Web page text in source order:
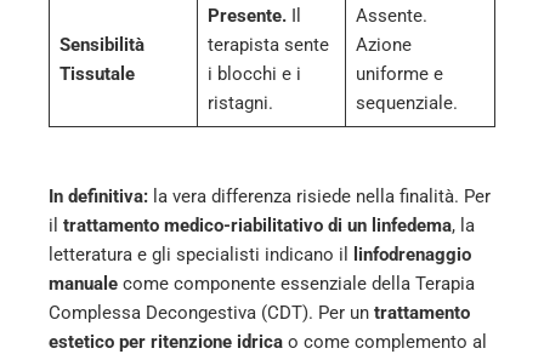
Sensibilità
Tissutale
Presente.Il
terapista sente
i blocchi e i
ristagni.
Assente.
Azione
uniforme e
sequenziale.
In definitiva: la vera differenza risiede nella finalità. Per
il trattamento medico-riabilitativo di un linfedema, la
letteratura e gli specialisti indicano il
linfodrenaggio
manuale come componente essenziale della Terapia
Complessa Decongestiva (CDT). Per un trattamento
estetico per ritenzione idrica o come complemento al